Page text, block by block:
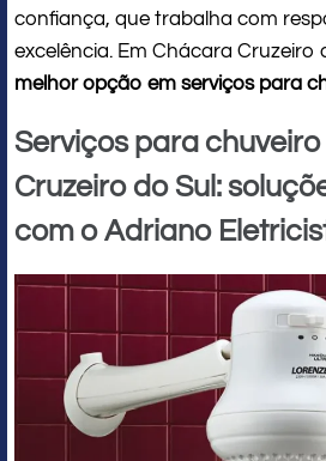
confiança, que trabalha com
excelência. Em Chácara Cruzeiro
melhor opção em serviços para
Serviços para
Cruzeiro do Sul:
com o Adriano